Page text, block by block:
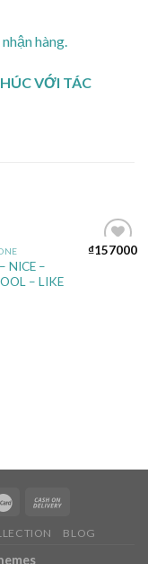
hàng.
VỚI TÁC
NICE –
– LIKE
₫157000
BLOG